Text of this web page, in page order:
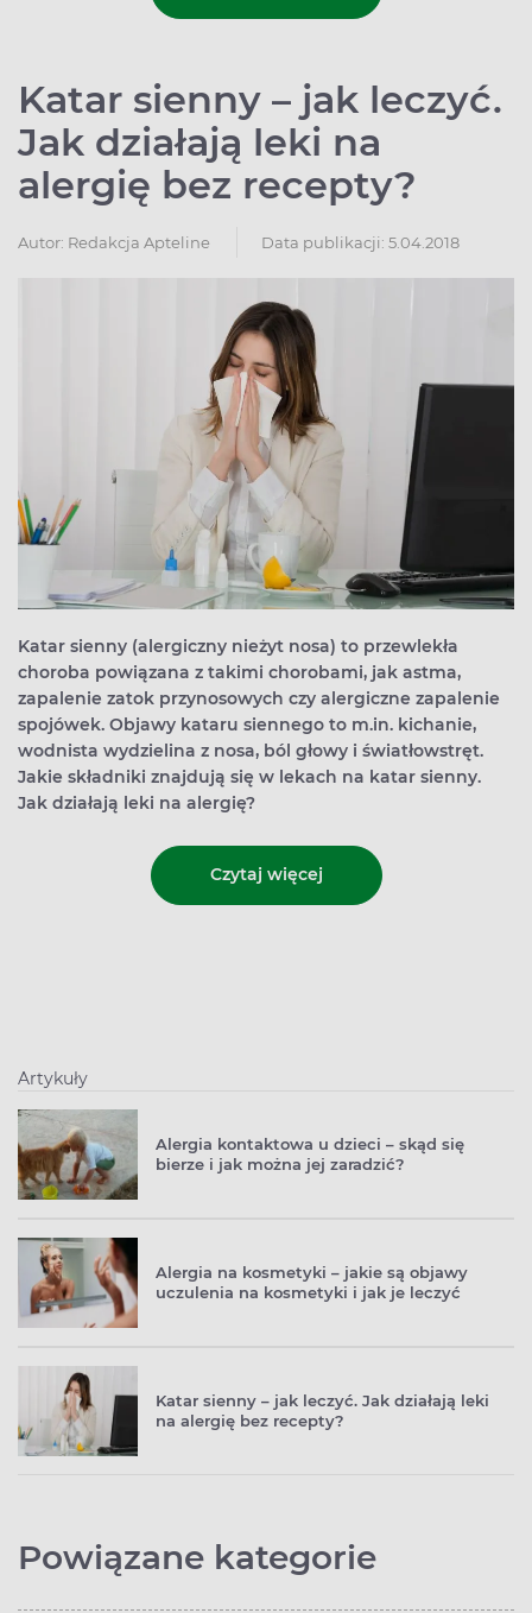
Katar sienny – jak leczyć.
Jak działają leki na
alergię bez recepty?
Autor: Redakcja Apteline Data publikacji: 5.04.2018
Katar sienny (alergiczny nieżyt nosa) to przewlekła
choroba powiązana z takimi chorobami, jak astma,
zapalenie zatok przynosowych czy alergiczne zapalenie
spojówek. Objawy kataru siennego to m.in. kichanie,
wodnista wydzielina z nosa, ból głowy i światłowstręt.
Jakie składniki znajdują się w lekach na katar sienny.
Jak działają leki na alergię?
Czytaj więcej
Artykuły
Alergia kontaktowa u dzieci – skąd się
bierze i jak można jej zaradzić?
Alergia na kosmetyki – jakie są objawy
uczulenia na kosmetyki i jak je leczyć
Katar sienny – jak leczyć. Jak działają leki
na alergię bez recepty?
Powiązane kategorie